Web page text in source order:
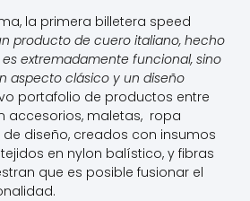
la primera billetera speed
producto de cuero italiano, hecho
extremadamente funcional, sino
aspecto clásico y un diseño
portafolio de productos entre
accesorios, maletas, ropa
diseño, creados con insumos
en nylon balístico, y fibras
que es posible fusionar el